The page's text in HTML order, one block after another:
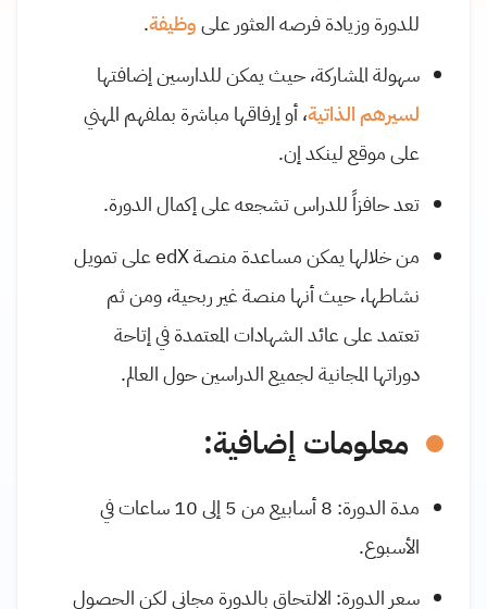
للدورة وزيادة فرصه العثور علىوظيفة.
سهولة المشاركة، حيث يمكن للدارسين إضافتها
لسيرهم الذاتية، أو إرفاقها مباشرة بملفهم المهني
على موقع لينكد إن.
تعد حافزاً للدراس تشجعه على إكمال الدورة.
من خلالها يمكن مساعدة منصةedXعلى تمويل
نشاطها، حيث أنها منصة غير ربحية، ومن ثم
تعتمد على عائد الشهادات المعتمدة في إتاحة
دوراتها المجانية لجميع الدراسين حول العالم.
معلومات إضافية:
مدة الدورة: 8 أسابيع من 5 إلى 10 ساعات في
الأسبوع.
سعر الدورة: الالتحاق بالدورة مجاني لكن الحصول